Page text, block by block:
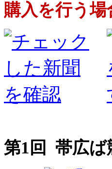
購入を行う
第1回 帯広ば